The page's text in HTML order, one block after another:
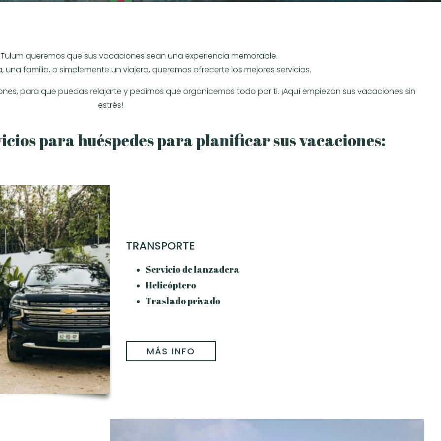
queremos que sus vacaciones sean una experiencia memorable.
una familia, o simplemente un viajero, queremos ofrecerte los mejores servicios.
para que puedas relajarte y pedirnos que organicemos todo por ti. ¡Aquí empiezan sus vacaciones sin
estrés!
para huéspedes para planificar sus vacaciones:
TRANSPORTE
Servicio de lanzadera
Helicóptero
Traslado privado
MÁS INFO